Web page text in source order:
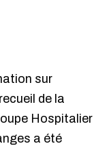
sur
de la
Hospitalier
a été